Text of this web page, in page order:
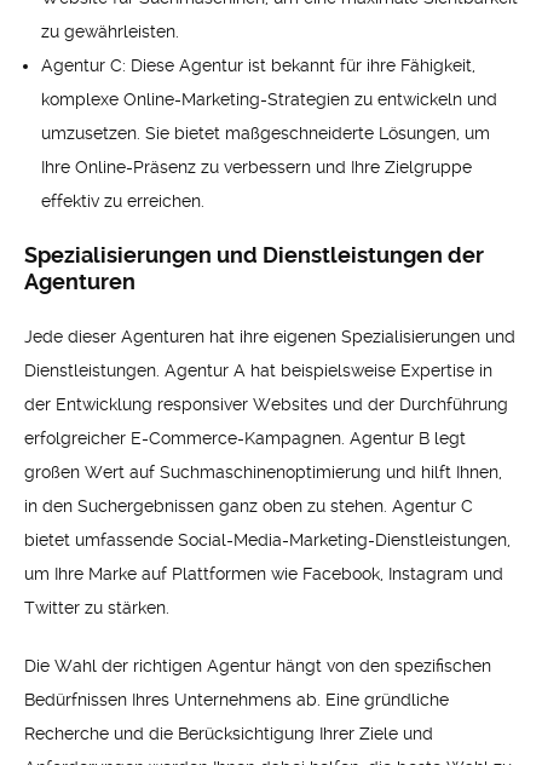
zu gewährleisten.
Agentur C: Diese Agentur ist bekannt für ihre Fähigkeit,
komplexe Online-Marketing-Strategien zu entwickeln und
umzusetzen. Sie bietet maßgeschneiderte Lösungen, um
Ihre Online-Präsenz zu verbessern und Ihre Zielgruppe
effektiv zu erreichen.
Spezialisierungen und Dienstleistungen der
Agenturen
Jede dieser Agenturen hat ihre eigenen Spezialisierungen und
Dienstleistungen. Agentur A hat beispielsweise Expertise in
der Entwicklung responsiver Websites und der Durchführung
erfolgreicher E-Commerce-Kampagnen. Agentur B legt
großen Wert auf Suchmaschinenoptimierung und hilft Ihnen,
in den Suchergebnissen ganz oben zu stehen. Agentur C
bietet umfassende Social-Media-Marketing-Dienstleistungen,
um Ihre Marke auf Plattformen wie Facebook, Instagram und
Twitter zu stärken.
Die Wahl der richtigen Agentur hängt von den spezifischen
Bedürfnissen Ihres Unternehmens ab. Eine gründliche
Recherche und die Berücksichtigung Ihrer Ziele und